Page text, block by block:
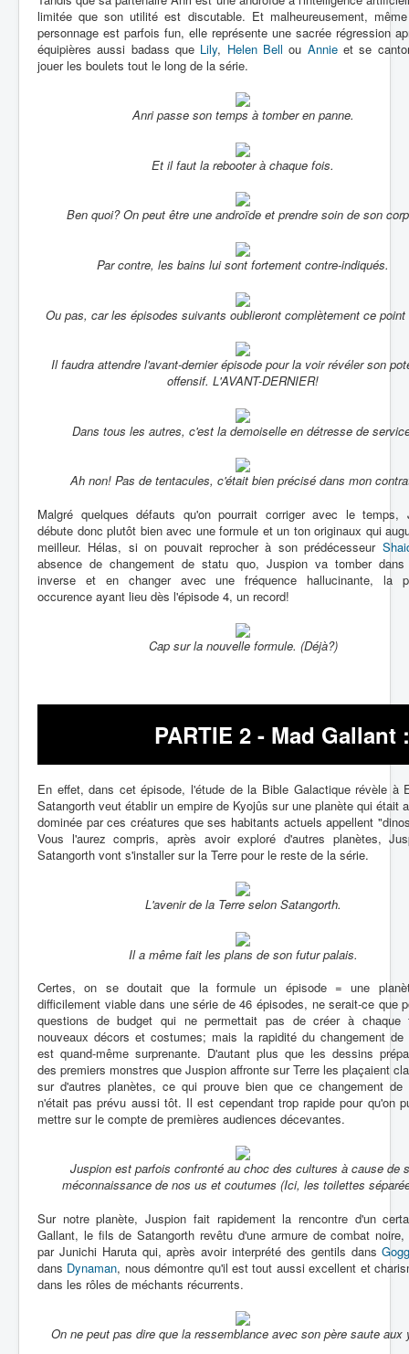
limitée que son utilité est discutable. Et malheureusement,
personnage est parfois fun, elle représente une sacrée régression
équipières aussi badass que Lily, Helen Bell ou Annieet se
jouer les boulets tout le long de la série.
Anri passe son temps à tomber en panne.
Et il faut la rebooter à chaque fois.
Ben quoi? On peut être une androïde et prendre soin de son
Par contre, les bains lui sont fortement contre-indiqués.
Ou pas, car les épisodes suivants oublieront complètement ce point
Il faudra attendre l'avant-dernier épisode pour la voir révéler son
offensif. L'AVANT-DERNIER!
Dans tous les autres, c'est la demoiselle en détresse de
Ah non! Pas de tentacules, c'était bien précisé dans mon
Malgré quelques défauts qu'on pourrait corriger avec le temps,
débute donc plutôt bien avec une formule et un ton originaux qui
meilleur. Hélas, si on pouvait reprocher à son prédécesseur
absence de changement de statu quo, Juspion va tomber dans
inverse et en changer avec une fréquence hallucinante, la
occurence ayant lieu dès l'épisode 4, un record!
Cap sur la nouvelle formule. (Déjà?)
PARTIE 2 - Mad
En effet, dans cet épisode, l'étude de la Bible Galactique révèle à
Satangorth veut établir un empire de Kyojûs sur une planète qui était
dominée par ces créatures que ses habitants actuels appellent
Vous l'aurez compris, après avoir exploré d'autres planètes,
Satangorth vont s'installer sur la Terre pour le reste de la série.
L'avenir de la Terre selon Satangorth.
Il a même fait les plans de son futur palais.
Certes, on se doutait que la formule un épisode = une
difficilement viable dans une série de 46 épisodes, ne serait-ce que
questions de budget qui ne permettait pas de créer à chaque
nouveaux décors et costumes; mais la rapidité du changement de
est quand-même surprenante. D'autant plus que les dessins
des premiers monstres que Juspion affronte sur Terre les plaçaient
sur d'autres planètes, ce qui prouve bien que ce changement de
n'était pas prévu aussi tôt. Il est cependant trop rapide pour qu'on
mettre sur le compte de premières audiences décevantes.
Juspion est parfois confronté au choc des cultures à cause de
méconnaissance de nos us et coutumes (Ici, les toilettes
Sur notre planète, Juspion fait rapidement la rencontre d'un
Gallant, le fils de Satangorth revêtu d'une armure de combat noire,
par Junichi Haruta qui, après avoir interprété des gentils dans
dans Dynaman, nous démontre qu'il est tout aussi excellent et
dans les rôles de méchants récurrents.
On ne peut pas dire que la ressemblance avec son père saute aux